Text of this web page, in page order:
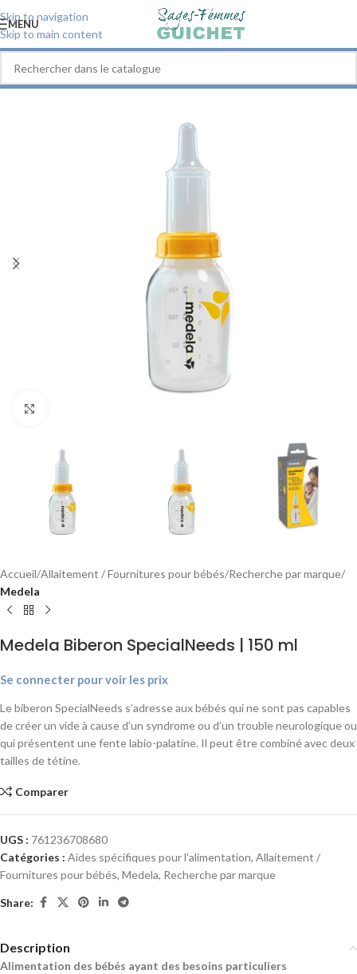
Skip to navigation
Skip to main content
MENU
Accueil Allaitement / Fournitures pour bébés Recherche par marque
Medela
Medela Biberon SpecialNeeds | 150 ml
Se connecter pour voir les prix
Le biberon SpecialNeeds s’adresse aux bébés qui ne sont pas capables
de créer un vide à cause d’un syndrome ou d’un trouble neurologique ou
qui présentent une fente labio-palatine. Il peut être combiné avec deux
tailles de tétine.
Comparer
UGS : 761236708680
Catégories : Aides spécifiques pour l'alimentation​, Allaitement /
Fournitures pour bébés, Medela, Recherche par marque
Share:
Description
Alimentation des bébés ayant des besoins particuliers